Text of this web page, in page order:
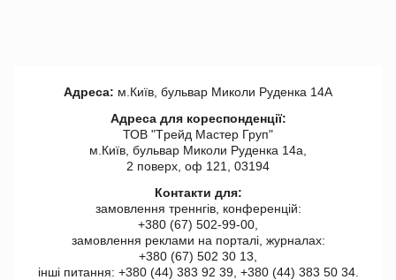
Адреса: м.Київ, бульвар Миколи Руденка 14А
Адреса для кореспонденції:
ТОВ "Tрейд Мастер Груп"
м.Київ, бульвар Миколи Руденка 14а,
2 поверх, оф 121, 03194
Контакти для:
замовлення треннгів, конференцій:
+380 (67) 502-99-00,
замовлення реклами на порталі, журналах:
+380 (67) 502 30 13,
інші питання: +380 (44) 383 92 39, +380 (44) 383 50 34.